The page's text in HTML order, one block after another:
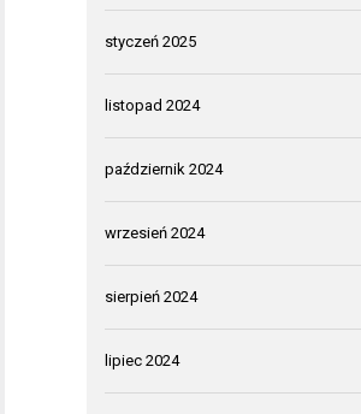
styczeń 2025
listopad 2024
październik 2024
wrzesień 2024
sierpień 2024
lipiec 2024